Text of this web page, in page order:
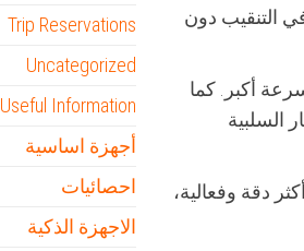
التنقيب دون
أكبر. كما
السلبية
دقة وفعالية،
Trip Reservations
Uncategorized
Useful Information
أجهزة اساسية
احصائيات
الاجهزة الذكية